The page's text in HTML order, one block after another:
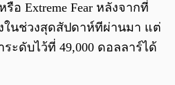
อ Extreme Fear หลังจากที่
ในช่วงสุดสัปดาห์ทีผ่านมา แต่
ระดับไว้ที่ 49,000 ดอลลาร์ได้